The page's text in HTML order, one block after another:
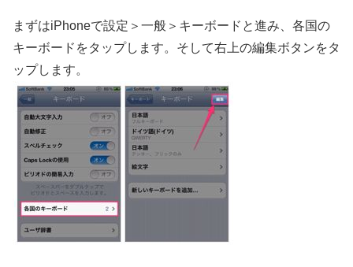
まずはiPhoneで設定＞一般＞キーボードと進み、各国の
キーボードをタップします。そして右上の編集ボタンをタ
ップします。